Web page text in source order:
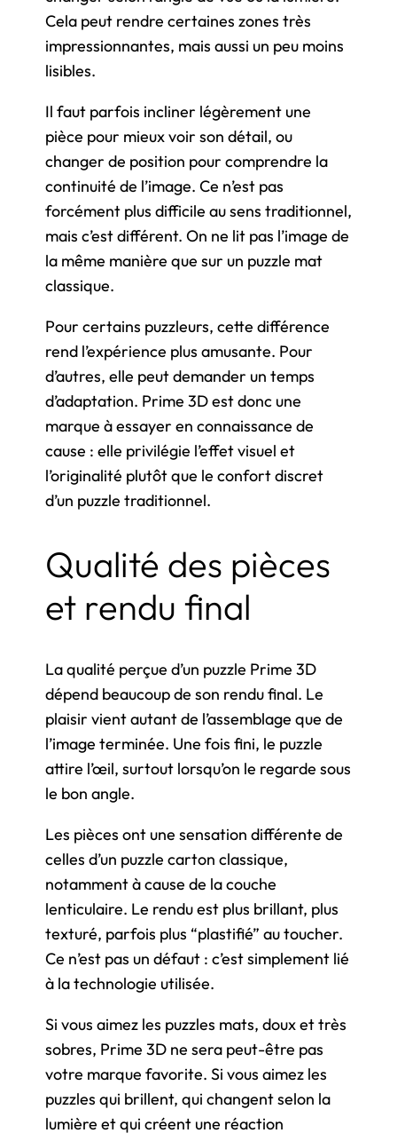
Cela peut rendre certaines zones très
impressionnantes, mais aussi un peu moins
lisibles.
Il faut parfois incliner légèrement une
pièce pour mieux voir son détail, ou
changer de position pour comprendre la
continuité de l’image. Ce n’est pas
forcément plus difficile au sens traditionnel,
mais c’est différent. On ne lit pas l’image de
la même manière que sur un puzzle mat
classique.
Pour certains puzzleurs, cette différence
rend l’expérience plus amusante. Pour
d’autres, elle peut demander un temps
d’adaptation. Prime 3D est donc une
marque à essayer en connaissance de
cause : elle privilégie l’effet visuel et
l’originalité plutôt que le confort discret
d’un puzzle traditionnel.
Qualité des pièces
et rendu final
La qualité perçue d’un puzzle Prime 3D
dépend beaucoup de son rendu final. Le
plaisir vient autant de l’assemblage que de
l’image terminée. Une fois fini, le puzzle
attire l’œil, surtout lorsqu’on le regarde sous
le bon angle.
Les pièces ont une sensation différente de
celles d’un puzzle carton classique,
notamment à cause de la couche
lenticulaire. Le rendu est plus brillant, plus
texturé, parfois plus “plastifié” au toucher.
Ce n’est pas un défaut : c’est simplement lié
à la technologie utilisée.
Si vous aimez les puzzles mats, doux et très
sobres, Prime 3D ne sera peut-être pas
votre marque favorite. Si vous aimez les
puzzles qui brillent, qui changent selon la
lumière et qui créent une réaction